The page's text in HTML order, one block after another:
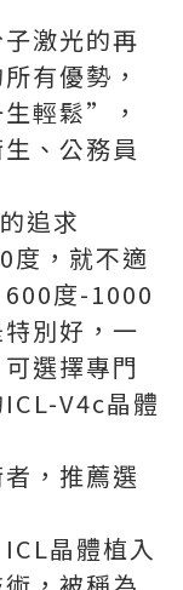
激光的再
有優勢，
輕鬆”，
、公務員
追求
度，就不適
600度-1000
別好，一
選擇專門
V4c晶體
，推薦選
晶體植入